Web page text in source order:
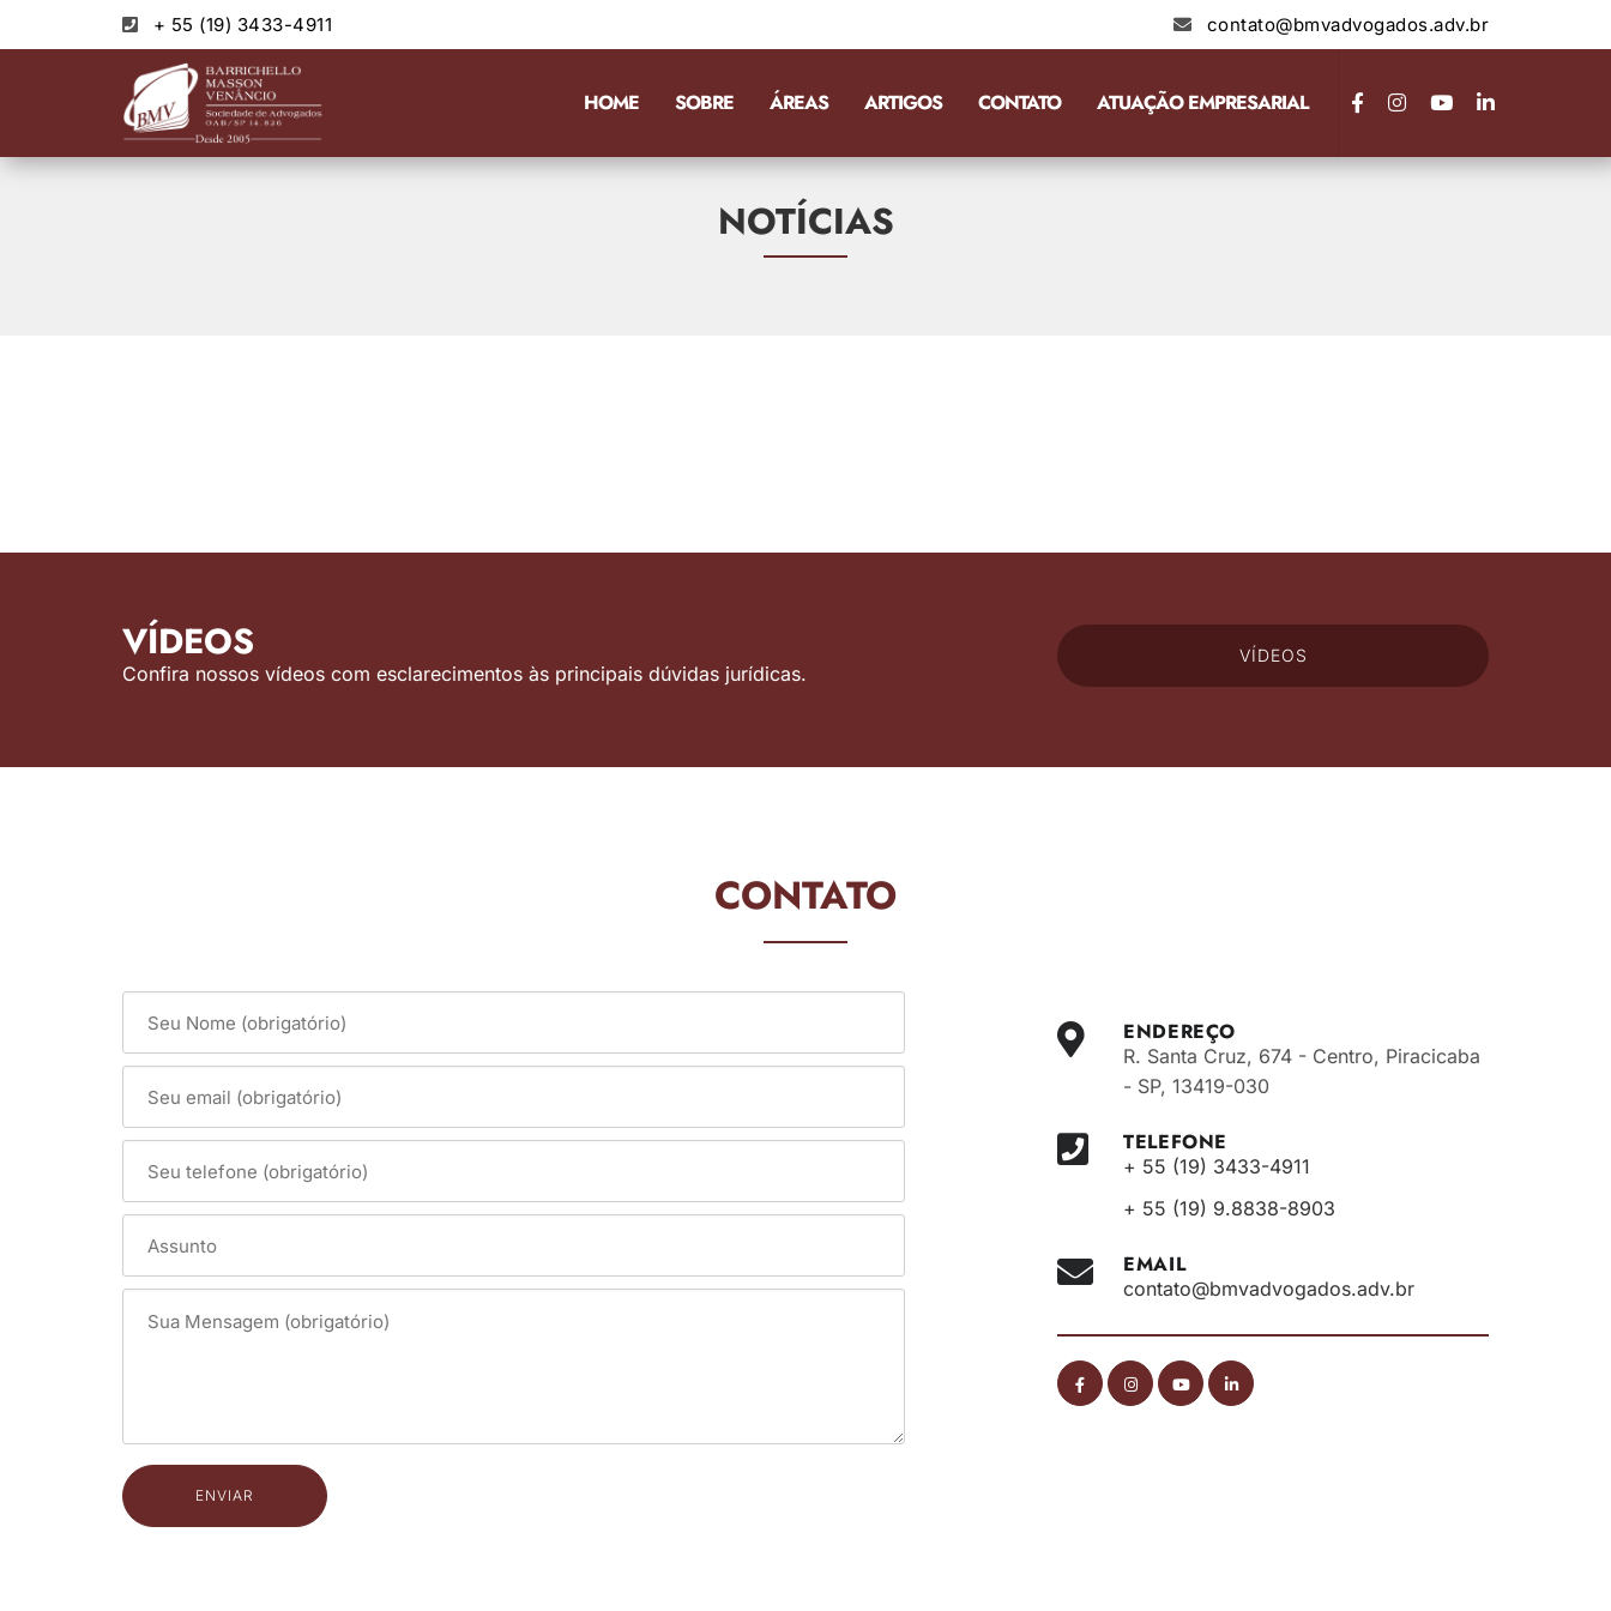
+ 55 (19) 3433-4911 contato@bmvadvogados.adv.br
HOME SOBRE ÁREAS ARTIGOS CONTATO ATUAÇÃO EMPRESARIAL
NOTÍCIAS
VÍDEOS
Confira nossos vídeos com esclarecimentos às principais dúvidas jurídicas.
VÍDEOS
CONTATO
ENDEREÇO
R. Santa Cruz, 674 - Centro, Piracicaba
- SP, 13419-030
TELEFONE
+ 55 (19) 3433-4911
+ 55 (19) 9.8838-8903
EMAIL
contato@bmvadvogados.adv.br